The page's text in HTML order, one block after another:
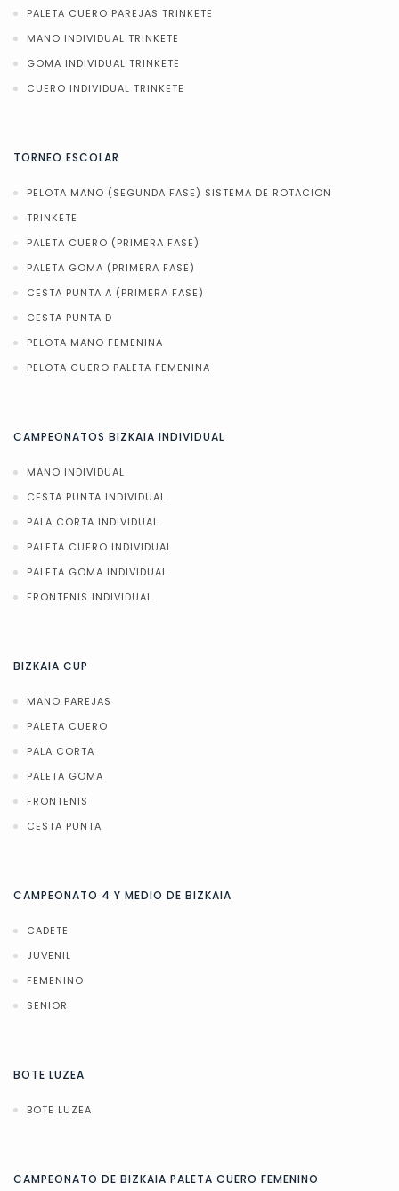
PALETA CUERO PAREJAS TRINKETE
MANO INDIVIDUAL TRINKETE
GOMA INDIVIDUAL TRINKETE
CUERO INDIVIDUAL TRINKETE
TORNEO ESCOLAR
PELOTA MANO (SEGUNDA FASE) SISTEMA DE ROTACION
TRINKETE
PALETA CUERO (PRIMERA FASE)
PALETA GOMA (PRIMERA FASE)
CESTA PUNTA A (PRIMERA FASE)
CESTA PUNTA D
PELOTA MANO FEMENINA
PELOTA CUERO PALETA FEMENINA
CAMPEONATOS BIZKAIA INDIVIDUAL
MANO INDIVIDUAL
CESTA PUNTA INDIVIDUAL
PALA CORTA INDIVIDUAL
PALETA CUERO INDIVIDUAL
PALETA GOMA INDIVIDUAL
FRONTENIS INDIVIDUAL
BIZKAIA CUP
MANO PAREJAS
PALETA CUERO
PALA CORTA
PALETA GOMA
FRONTENIS
CESTA PUNTA
CAMPEONATO 4 Y MEDIO DE BIZKAIA
CADETE
JUVENIL
FEMENINO
SENIOR
BOTE LUZEA
BOTE LUZEA
CAMPEONATO DE BIZKAIA PALETA CUERO FEMENINO